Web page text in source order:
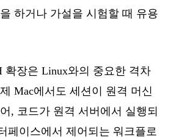
하거나 가설을 시험할 때 유용
확장은 Linux와의 중요한 격차
Mac에서도 세션이 원격 머신
, 코드가 원격 서버에서 실행되
페이스에서 제어되는 워크플로